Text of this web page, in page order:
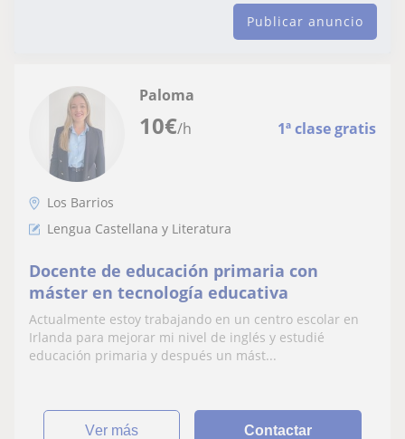
Publicar anuncio
10€/h 1ª clase gratis
Paloma
Los Barrios
Lengua Castellana y Literatura
Docente de educación primaria con
máster en tecnología educativa
Actualmente estoy trabajando en un centro escolar en
Irlanda para mejorar mi nivel de inglés y estudié
educación primaria y después un mást...
ver más Contactar